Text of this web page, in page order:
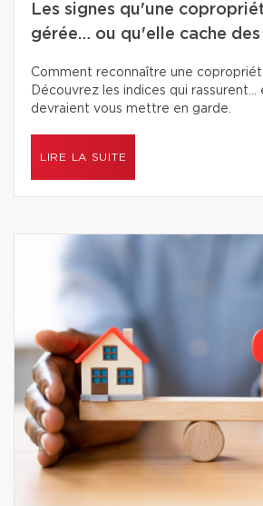
Les signes qu'une
gérée… ou qu'elle cache
Comment reconnaître une
Découvrez les indices qui rassurent…
devraient vous mettre en garde.
LIRE LA SUITE